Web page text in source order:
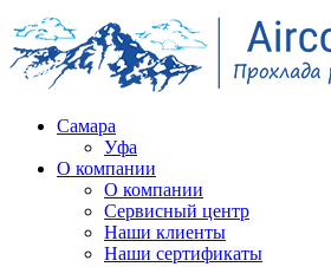
Самара
Уфа
О компании
О компании
Сервисный центр
Наши клиенты
Наши сертификаты